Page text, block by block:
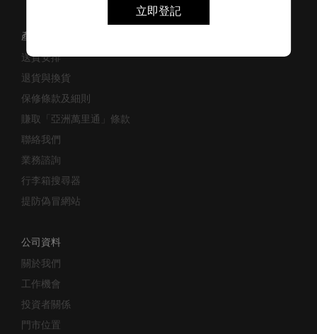
立即登記
產品支援/常見問題
送貨安排
退貨與換貨
保修條款及細則
賺取「亞洲萬里通」條款
聯絡我們
業務諮詢
行李箱搜尋器
提防偽冒網站
公司資料
關於我們
工作機會
投資者關係
門市位置